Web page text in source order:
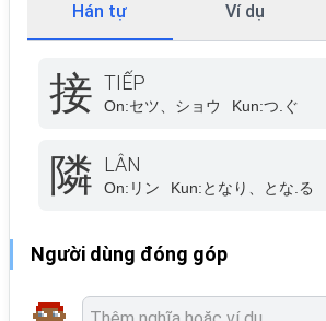
Hán tự Ví dụ
接 TIẾP
On:セツ、ショウ Kun:つ.ぐ
隣 LÂN
On: リン Kun:となり、とな.る
Người dùng đóng góp